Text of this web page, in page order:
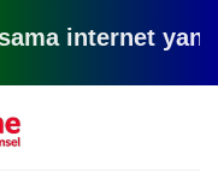
internet yang